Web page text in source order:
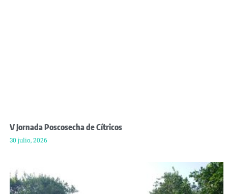
V Jornada Poscosecha de Cítricos
30 julio, 2026